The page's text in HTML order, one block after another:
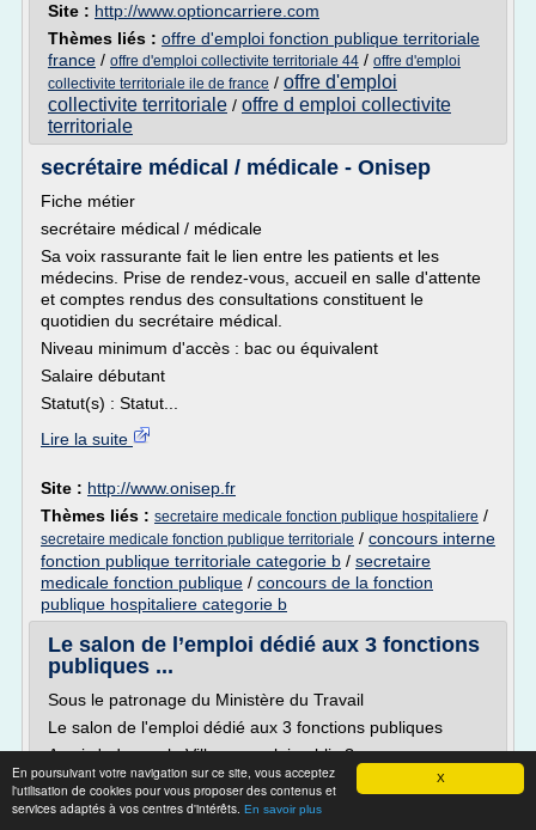
X
En poursuivant votre navigation sur ce site, vous acceptez
l'utilisation de cookies pour vous proposer des contenus et
services adaptés à vos centres d'intérêts. En savoir plus
Site : http://www.optioncarriere.com
Thèmes liés : offre d'emploi fonction publique territoriale
france / offre d'emploi collectivite territoriale 44 / offre d'emploi
collectivite territoriale ile de france / offre d'emploi
collectivite territoriale / offre d emploi collectivite
territoriale
secrétaire médical / médicale - Onisep
Fiche métier
secrétaire médical / médicale
Sa voix rassurante fait le lien entre les patients et les
médecins. Prise de rendez-vous, accueil en salle d'attente
et comptes rendus des consultations constituent le
quotidien du secrétaire médical.
Niveau minimum d'accès : bac ou équivalent
Salaire débutant
Statut(s) : Statut...
Lire la suite
Site : http://www.onisep.fr
Thèmes liés : secretaire medicale fonction publique hospitaliere /
secretaire medicale fonction publique territoriale / concours interne
fonction publique territoriale categorie b / secretaire
medicale fonction publique / concours de la fonction
publique hospitaliere categorie b
Le salon de l’emploi dédié aux 3 fonctions
publiques ...
Sous le patronage du Ministère du Travail
Le salon de l'emploi dédié aux 3 fonctions publiques
A qui s'adresse le Village emploi public ?
Aux fonctionnaires en recherche de mobilité
Aux jeunes diplômés qui souhaitent intégrer la fonction